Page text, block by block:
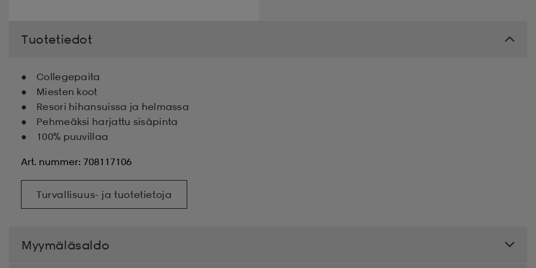
Tuotetiedot
Collegepaita
Miesten koot
Resori hihansuissa ja helmassa
Pehmeäksi harjattu sisäpinta
100% puuvillaa
Art. nummer: 708117106
Turvallisuus- ja tuotetietoja
Myymäläsaldo